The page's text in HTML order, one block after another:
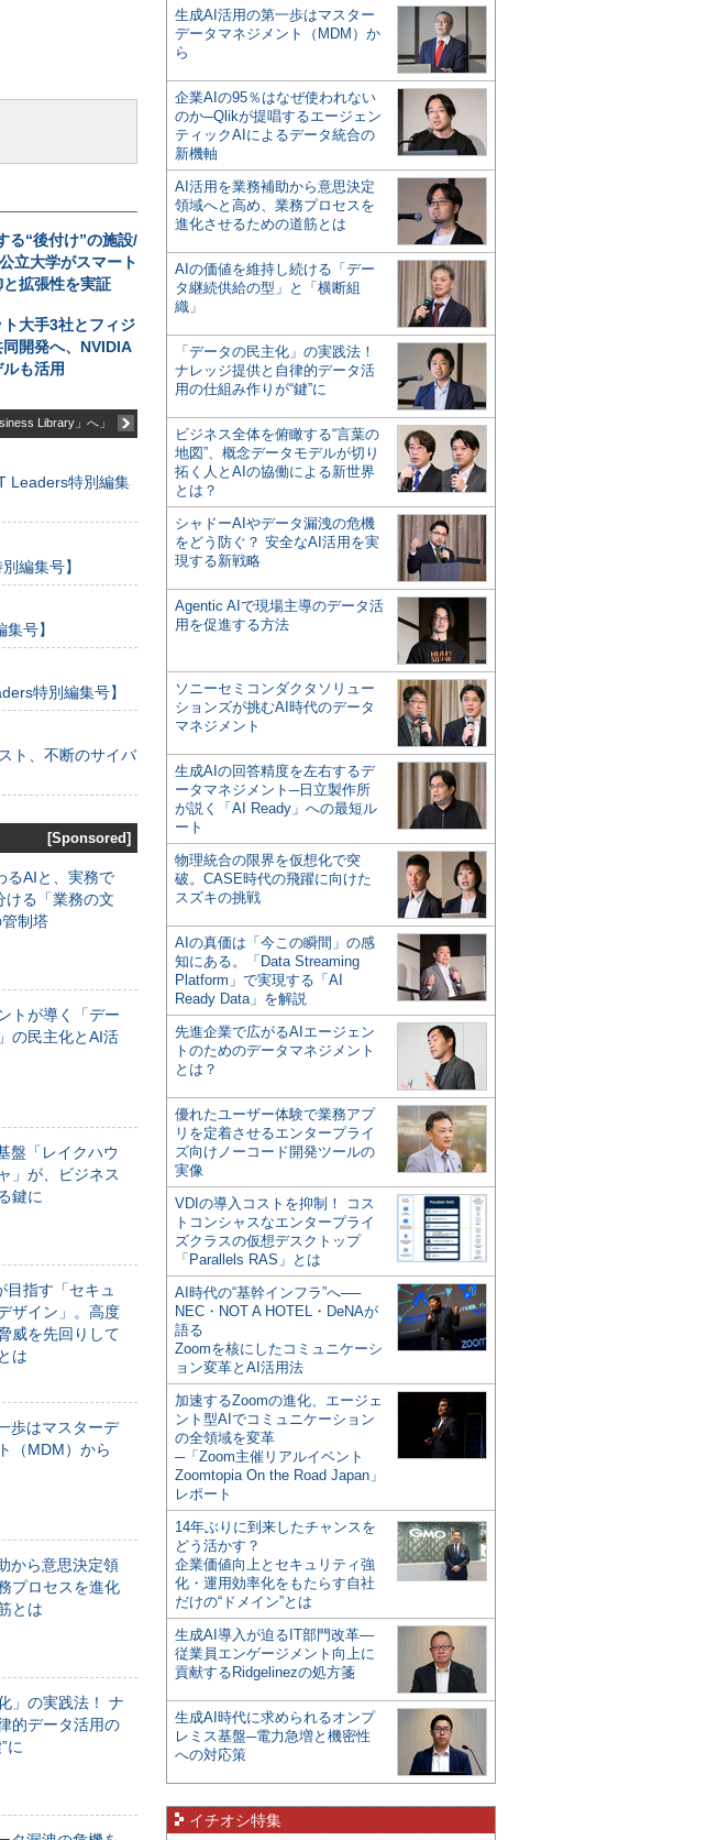
る“後付け”の施設/
立大学がスマート
拡張性を実証
大手3社とフィジ
開発へ、NVIDIA
も活用
Library」へ」
Leaders特別編集
編集号】
号】
特別編集号】
ト、不断のサイバ
[Sponsored]
るAIと、実務で
る「業務の文
制塔
トが導く「デー
の民主化とAI活
盤「レイクハウ
」が、ビジネス
鍵に
目指す「セキュ
ザイン」。高度
威を先回りして
は
歩はマスターデ
（MDM）から
から意思決定領
プロセスを進化
とは
」の実践法！ ナ
的データ活用の
に
生成AI活用の第一歩はマスター
データマネジメント（MDM）か
ら
企業AIの95％はなぜ使われない
のか─Qlikが提唱するエージェン
ティックAIによるデータ統合の
新機軸
AI活用を業務補助から意思決定
領域へと高め、業務プロセスを
進化させるための道筋とは
AIの価値を維持し続ける「デー
タ継続供給の型」と「横断組
織」
「データの民主化」の実践法！
ナレッジ提供と自律的データ活
用の仕組み作りが“鍵”に
ビジネス全体を俯瞰する“言葉の
地図”、概念データモデルが切り
拓く人とAIの協働による新世界
とは？
シャドーAIやデータ漏洩の危機
をどう防ぐ？ 安全なAI活用を実
現する新戦略
Agentic AIで現場主導のデータ活
用を促進する方法
ソニーセミコンダクタソリュー
ションズが挑むAI時代のデータ
マネジメント
生成AIの回答精度を左右するデ
ータマネジメント─日立製作所
が説く「AI Ready」への最短ル
ート
物理統合の限界を仮想化で突
破。CASE時代の飛躍に向けた
スズキの挑戦
AIの真価は「今この瞬間」の感
知にある。「Data Streaming
Platform」で実現する「AI
Ready Data」を解説
先進企業で広がるAIエージェン
トのためのデータマネジメント
とは？
優れたユーザー体験で業務アプ
リを定着させるエンタープライ
ズ向けノーコード開発ツールの
実像
VDIの導入コストを抑制！ コス
トコンシャスなエンタープライ
ズクラスの仮想デスクトップ
「Parallels RAS」とは
AI時代の“基幹インフラ”へ──
NEC・NOT A HOTEL・DeNAが
語る
Zoomを核にしたコミュニケーシ
ョン変革とAI活用法
加速するZoomの進化、エージェ
ント型AIでコミュニケーション
の全領域を変革
─「Zoom主催リアルイベント
Zoomtopia On the Road Japan」
レポート
14年ぶりに到来したチャンスを
どう活かす？
企業価値向上とセキュリティ強
化・運用効率化をもたらす自社
だけの“ドメイン”とは
生成AI導入が迫るIT部門改革―
従業員エンゲージメント向上に
貢献するRidgelinezの処方箋
生成AI時代に求められるオンプ
レミス基盤─電力急増と機密性
への対応策
イチオシ特集